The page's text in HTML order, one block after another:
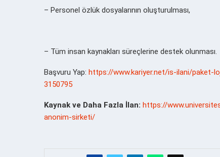
– Personel özlük dosyalarının oluşturulması,
– Tüm insan kaynakları süreçlerine destek olunması.
Başvuru Yap: https://www.kariyer.net/is-ilani/paket-
3150795
Kaynak ve Daha Fazla İlan: https://
anonim-sirketi/